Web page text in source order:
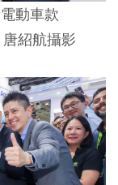
動車款
紹航攝影